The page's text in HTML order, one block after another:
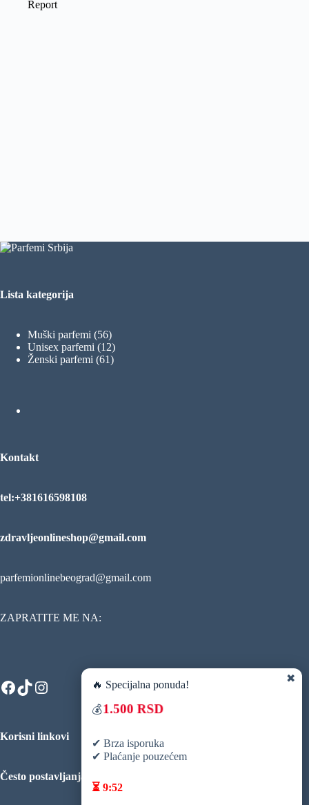
Lista kategorija
Muški parfemi 5656
proizvoda
Unisex parfemi 1212
proizvoda
Ženski parfemi 6161
Kontakt
tel:+381616598108
zdravljeonlineshop@gmail.com
parfemionlinebeograd@gmail.com
ZAPRATITE ME NA:
Facebook
TikTokInstagram
Korisni linkovi
Često postavljanja pitanja
✖
🔥 Specijalna ponuda!
💰1.500 RSD
✔ Brza isporuka
✔ Plaćanje pouzećem
⏳ 9:51